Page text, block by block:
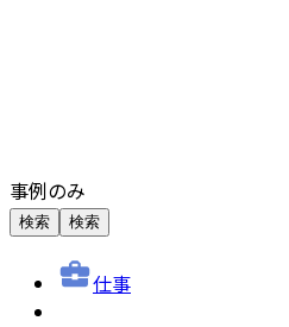
事例のみ
検索 検索
仕事